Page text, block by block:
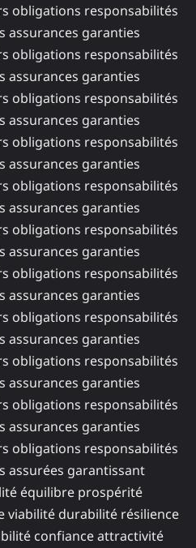
obligations responsabilités
assurances garanties
obligations responsabilités
assurances garanties
obligations responsabilités
assurances garanties
obligations responsabilités
assurances garanties
obligations responsabilités
assurances garanties
obligations responsabilités
assurances garanties
obligations responsabilités
assurances garanties
obligations responsabilités
assurances garanties
obligations responsabilités
assurances garanties
obligations responsabilités
assurances garanties
obligations responsabilités
assurées garantissant
équilibre prospérité
viabilité durabilité résilience
confiance attractivité